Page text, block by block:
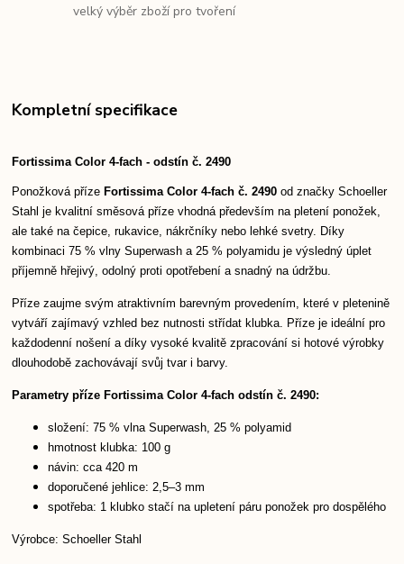
velký výběr zboží pro tvoření
Kompletní specifikace
Fortissima Color 4-fach - odstín č. 2490
Ponožková příze Fortissima Color4-fach č. 2490 od značky Schoeller
Stahl je kvalitní směsová příze vhodná především na pletení ponožek,
ale také na čepice, rukavice, nákrčníky nebo lehké svetry. Díky
kombinaci 75 % vlny Superwash a 25 % polyamidu je výsledný úplet
příjemně hřejivý, odolný proti opotřebení a snadný na údržbu.
Příze zaujme svým atraktivním barevným provedením, které v pletenině
vytváří zajímavý vzhled bez nutnosti střídat klubka. Příze je ideální pro
každodenní nošení a díky vysoké kvalitě zpracování si hotové výrobky
dlouhodobě zachovávají svůj tvar i barvy.
Parametry příze Fortissima Color 4-fach odstín č. 2490:
složení: 75 % vlna Superwash, 25 % polyamid
hmotnost klubka: 100 g
návin: cca 420 m
doporučené jehlice: 2,5–3 mm
spotřeba: 1 klubko stačí na upletení páru ponožek pro dospělého
Výrobce: Schoeller Stahl